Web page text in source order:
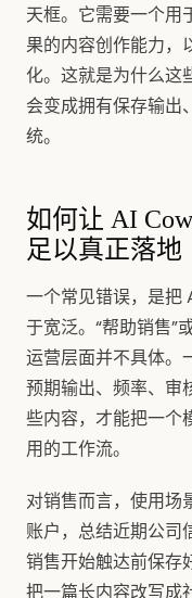
天框。它需要一个用
果的内容创作能力，
化。这就是为什么这
会变成拥有保存输出
统。
如何让 AI
足以真正落地
一个常见错误，是
于宽泛。“帮助销售”
运营层面并不具体。
预期输出、频率、审
些内容，才能把一个
用的工作流。
对销售而言，使用场
账户，总结近期公司
销售开始触达前保存
把一篇长内容改写